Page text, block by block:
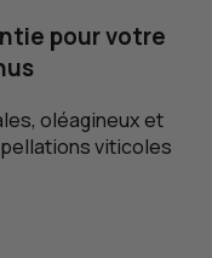
pour votre
oléagineux et
viticoles